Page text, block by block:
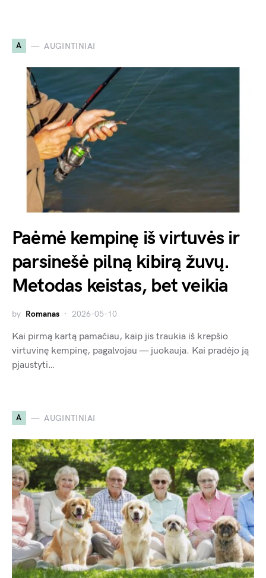
A AUGINTINIAI
Paėmė kempinę iš virtuvės ir
parsinešė pilną kibirą žuvų.
Metodas keistas, bet veikia
by Romanas 2026-05-10
Kai pirmą kartą pamačiau, kaip jis traukia iš krepšio
virtuvinę kempinę, pagalvojau — juokauja. Kai pradėjo ją
pjaustyti…
A AUGINTINIAI